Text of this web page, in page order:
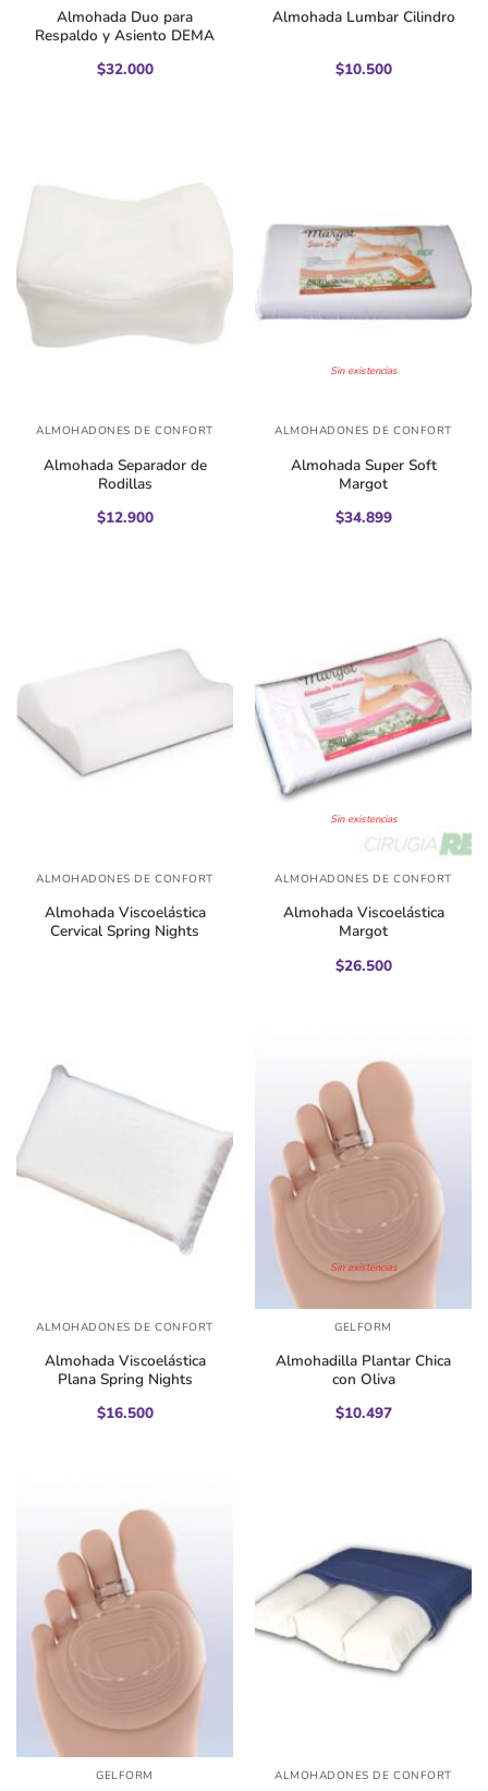
Almohada Duo para
Respaldo y Asiento DEMA
$32.000
Almohada Lumbar Cilindro
$10.500
ALMOHADONES DE CONFORT
Almohada Separador de
Rodillas
$12.900
Sin existencias
ALMOHADONES DE CONFORT
Almohada Super Soft
Margot
$34.899
ALMOHADONES DE CONFORT
Almohada Viscoelástica
Cervical Spring Nights
Sin existencias
ALMOHADONES DE CONFORT
Almohada Viscoelástica
Margot
$26.500
ALMOHADONES DE CONFORT
Almohada Viscoelástica
Plana Spring Nights
$16.500
Sin existencias
GELFORM
Almohadilla Plantar Chica
con Oliva
$10.497
GELFORM ALMOHADONES DE CONFORT